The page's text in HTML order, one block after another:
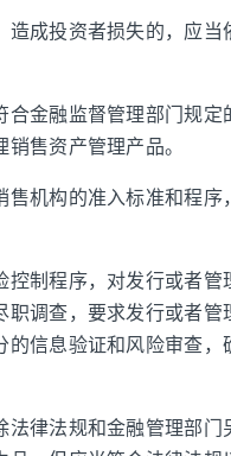
成投资者损失的，应当
金融监督管理部门规定
售资产管理产品。
机构的准入标准和程序
制程序，对发行或者管
调查，要求发行或者管
信息验证和风险审查，
律法规和金融管理部门